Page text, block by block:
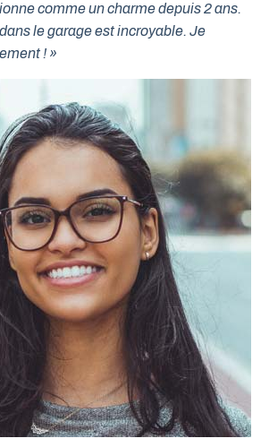
comme un charme depuis 2 ans.
le garage est incroyable. Je
! »